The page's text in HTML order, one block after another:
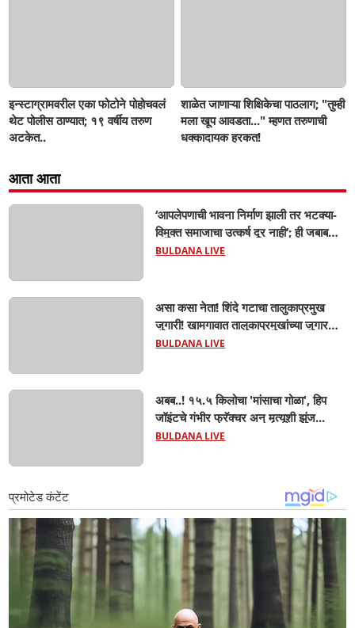
इन्स्टाग्रामवरील एका फोटोने पोहोचवलं
थेट पोलीस ठाण्यात; १९ वर्षीय तरुण
अटकेत..
शाळेत जाणाऱ्या शिक्षिकेचा पाठलाग; "तुम्ही
मला खूप आवडता..." म्हणत तरुणाची
धक्कादायक हरकत!
आता आता
‘आपलेपणाची भावना निर्माण झाली तर भटक्या-
विमुक्त समाजाचा उत्कर्ष दूर नाही’; ही जबाबदारी
केवळ सरकारची नाही,आपल्या सर्वांची !
BULDANA LIVE
असा कसा नेता! शिंदे गटाचा तालुकाप्रमुख
जुगारी! खामगावात तालुकाप्रमुखांच्या जुगार
अड्ड्यावर डीवायएसपी पथकाची धाड.. अंधारात
BULDANA LIVE
अबब..! १५.५ किलोचा 'मांसाचा गोळा', हिप
जॉइंटचे गंभीर फ्रॅक्चर अन् मृत्यूशी झुंज...
BULDANA LIVE